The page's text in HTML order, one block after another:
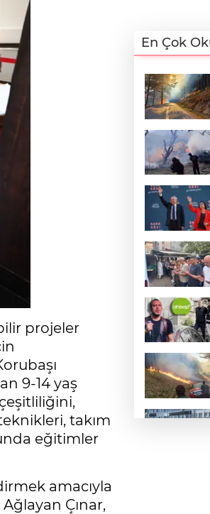
projeler
9-14 yaş
takım
eğitimler
amacıyla
Çınar,
En Çok